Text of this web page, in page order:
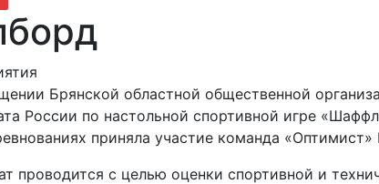
Брянской областной общественной
России по настольной спортивной игре
приняла участие команда
проводится с целью оценки спортивной и